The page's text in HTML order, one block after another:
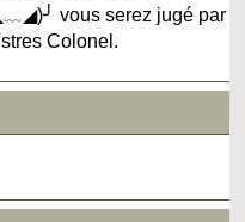
vous serez jugé par
Colonel.